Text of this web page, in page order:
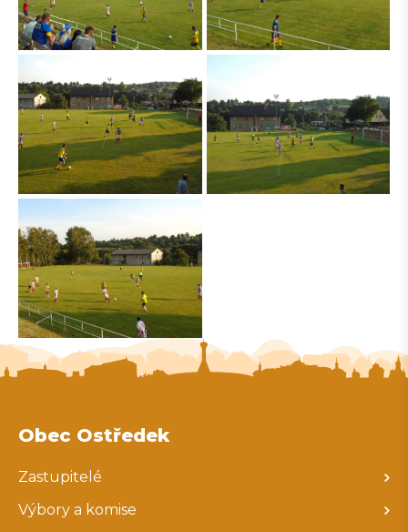
Obec Ostředek
Zastupitelé
Výbory a komise